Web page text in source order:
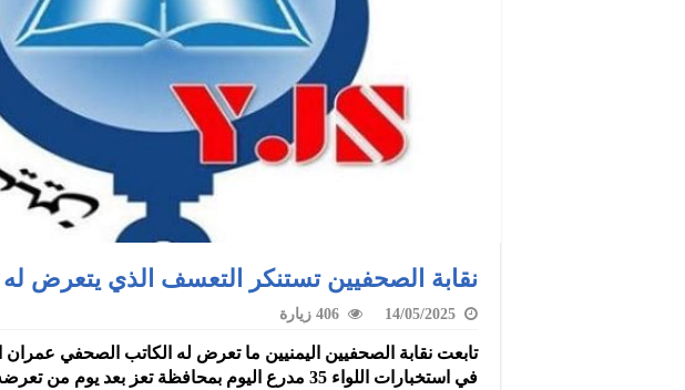
نقابة الصحفيين تستنكر التعسف الذي يتعرض له
14/05/2025 406 زيارة
تابعت نقابة الصحفيين اليمنيين ما تعرض له الكاتب الصحفي
في استخبارات اللواء 35 مدرع اليوم بمحافظة تعز بعد